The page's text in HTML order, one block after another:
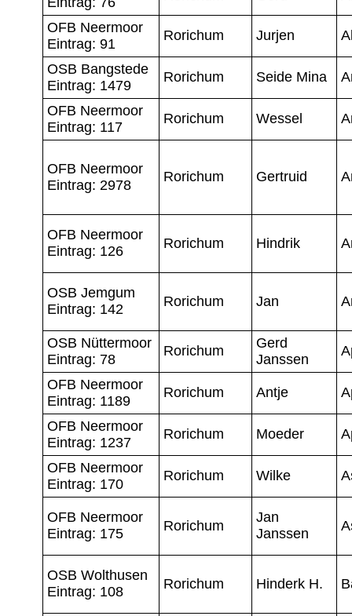
OFB Neermoor
Eintrag: 91
Rorichum Jurjen
OSB Bangstede
Eintrag: 1479
Rorichum Seide Mina
OFB Neermoor
Eintrag: 117
Rorichum Wessel
OFB Neermoor
Eintrag: 2978
Rorichum Gertruid
OFB Neermoor
Eintrag: 126
Rorichum Hindrik
OSB Jemgum
Eintrag: 142
Rorichum Jan
OSB Nüttermoor
Eintrag: 78
Rorichum
Gerd
Janssen
OFB Neermoor
Eintrag: 1189
Rorichum Antje
OFB Neermoor
Eintrag: 1237
Rorichum Moeder
OFB Neermoor
Eintrag: 170
Rorichum Wilke
OFB Neermoor
Eintrag: 175
Rorichum
Jan
Janssen
OSB Wolthusen
Eintrag: 108
Rorichum Hinderk H.